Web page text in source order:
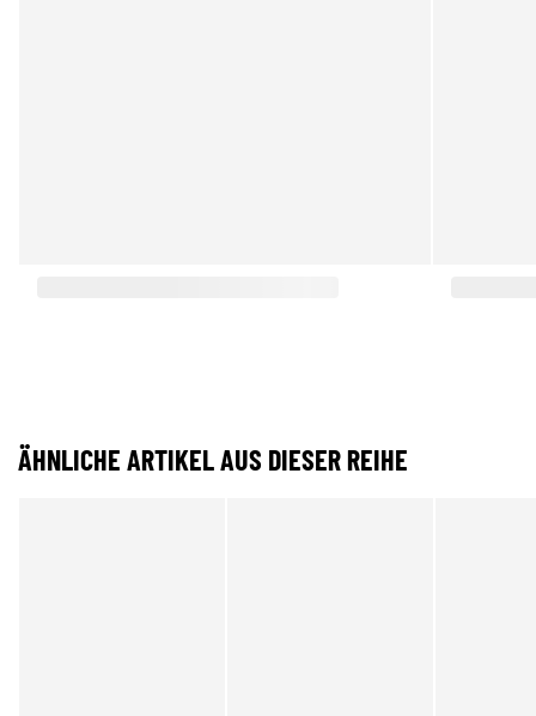
ÄHNLICHE ARTIKEL AUS DIESER REIHE